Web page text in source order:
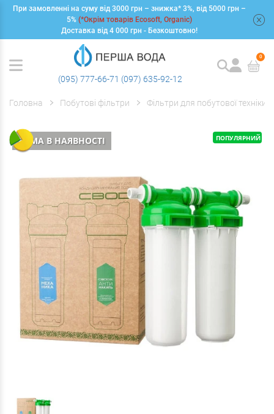
При замовленні на суму від 3000 грн – знижка* 3%, від 5000 грн –
5% (*Окрім товарів Ecosoft, Organic)
Доставка від 4 000 грн - Безкоштовно!
(095) 777-66-71 (097) 635-92-12
0
Головна Побутові фільтри Фільтри для побутової техніки
НЕМА В НАЯВНОСТІ ПОПУЛЯРНИЙ